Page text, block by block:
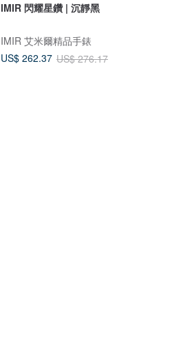
IMIR 閃耀星鑽 | 沉靜黑
IMIR 艾米爾精品手錶
US$ 262.37 US$ 276.17